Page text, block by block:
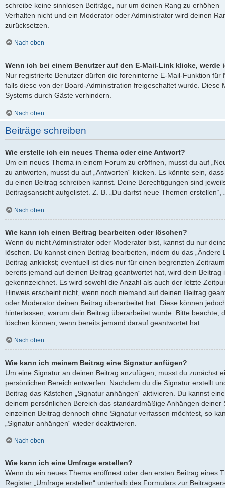
schreibe keine sinnlosen Beiträge, nur um deinen Rang zu
Verhalten nicht und ein Moderator oder Administrator wird deinen
zurücksetzen.
Nach oben
Wenn ich bei einem Benutzer auf den E-Mail-Link klicke,
Nur registrierte Benutzer dürfen die foreninterne E-Mail-Funktion
falls diese von der Board-Administration freigeschaltet wurde. Diese
Systems durch Gäste verhindern.
Nach oben
Beiträge schreiben
Wie erstelle ich ein neues Thema oder eine Antwort?
Um ein neues Thema in einem Forum zu eröffnen, musst du auf
zu antworten, musst du auf „Antworten“ klicken. Es könnte sein,
du einen Beitrag schreiben kannst. Deine Berechtigungen sind
Beitragsansicht aufgelistet. Z. B. „Du darfst neue Themen erstellen“,
Nach oben
Wie kann ich einen Beitrag bearbeiten oder löschen?
Wenn du nicht Administrator oder Moderator bist, kannst du nur
löschen. Du kannst einen Beitrag bearbeiten, indem du das
Beitrag anklickst; eventuell ist dies nur für einen begrenzten
bereits jemand auf deinen Beitrag geantwortet hat, wird dein
gekennzeichnet. Es wird sowohl die Anzahl als auch der letzte
Hinweis erscheint nicht, wenn noch niemand auf deinen Beitrag
oder Moderator deinen Beitrag überarbeitet hat. Diese können
hinterlassen, warum dein Beitrag überarbeitet wurde. Bitte beachte,
löschen können, wenn bereits jemand darauf geantwortet hat.
Nach oben
Wie kann ich meinem Beitrag eine Signatur anfügen?
Um eine Signatur an deinen Beitrag anzufügen, musst du zunächst
persönlichen Bereich entwerfen. Nachdem du die Signatur erstellt
Beitrag das Kästchen „Signatur anhängen“ aktivieren. Du kannst
deinem persönlichen Bereich das standardmäßige Anhängen
einzelnen Beitrag dennoch ohne Signatur verfassen möchtest, so
„Signatur anhängen“ wieder deaktivieren.
Nach oben
Wie kann ich eine Umfrage erstellen?
Wenn du ein neues Thema eröffnest oder den ersten Beitrag eines
Register „Umfrage erstellen“ unterhalb des Formulars zur